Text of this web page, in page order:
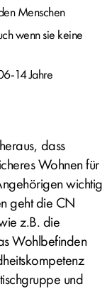
Menschen
wenn sie keine
14 Jahre
dass
Wohnen für
wichtig
geht die CN
z.B. die
Wohlbefinden
und